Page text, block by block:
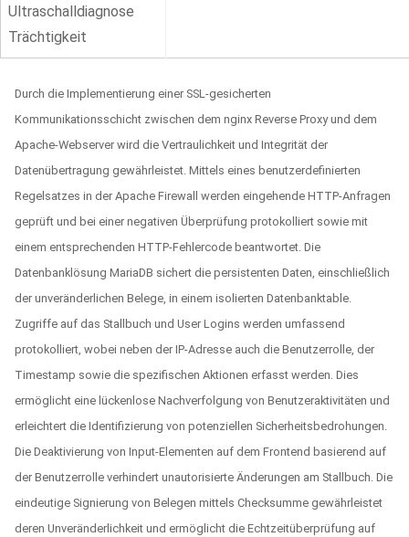
Ultraschalldiagnose
Trächtigkeit
Durch die Implementierung einer SSL-gesicherten
Kommunikationsschicht zwischen dem nginx Reverse Proxy und dem
Apache-Webserver wird die Vertraulichkeit und Integrität der
Datenübertragung gewährleistet. Mittels eines benutzerdefinierten
Regelsatzes in der Apache Firewall werden eingehende HTTP-Anfragen
geprüft und bei einer negativen Überprüfung protokolliert sowie mit
einem entsprechenden HTTP-Fehlercode beantwortet. Die
Datenbanklösung MariaDB sichert die persistenten Daten, einschließlich
der unveränderlichen Belege, in einem isolierten Datenbanktable.
Zugriffe auf das Stallbuch und User Logins werden umfassend
protokolliert, wobei neben der IP-Adresse auch die Benutzerrolle, der
Timestamp sowie die spezifischen Aktionen erfasst werden. Dies
ermöglicht eine lückenlose Nachverfolgung von Benutzeraktivitäten und
erleichtert die Identifizierung von potenziellen Sicherheitsbedrohungen.
Die Deaktivierung von Input-Elementen auf dem Frontend basierend auf
der Benutzerrolle verhindert unautorisierte Änderungen am Stallbuch. Die
eindeutige Signierung von Belegen mittels Checksumme gewährleistet
deren Unveränderlichkeit und ermöglicht die Echtzeitüberprüfung auf